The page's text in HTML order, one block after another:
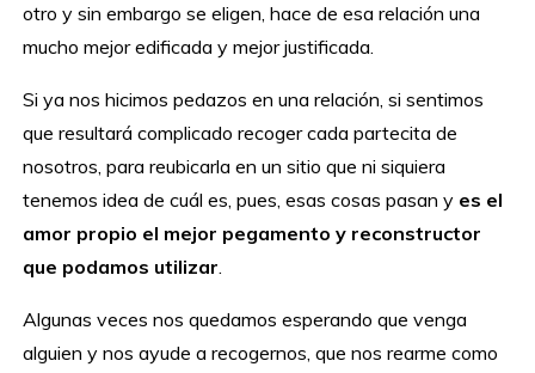
otro y sin embargo se eligen, hace de esa relación una
mucho mejor edificada y mejor justificada.
Si ya nos hicimos pedazos en una relación, si sentimos
que resultará complicado recoger cada partecita de
nosotros, para reubicarla en un sitio que ni siquiera
tenemos idea de cuál es, pues, esas cosas pasan y es el
amor propio el mejor pegamento y reconstructor
que podamos utilizar.
Algunas veces nos quedamos esperando que venga
alguien y nos ayude a recogernos, que nos rearme como